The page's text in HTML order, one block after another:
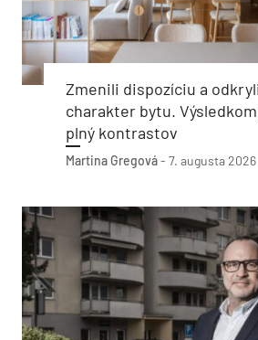
Zmenili dispozíciu a
charakter bytu.
plný kontrastov
Martina Gregová- 7. augusta 2026